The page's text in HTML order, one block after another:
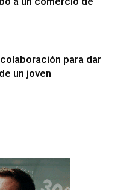
para dar
un joven